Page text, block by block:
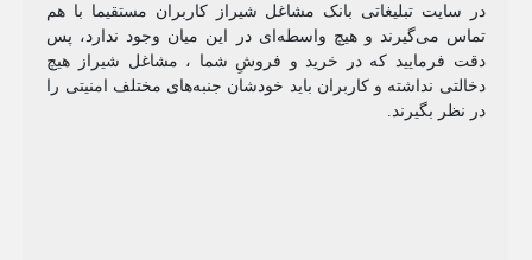
در سایت تبلیغاتی بانک مشاغل شیراز کاربران مستقیما با هم
تماس می‌گیرند و هیچ واسطه‌ای در این میان وجود ندارد، پس
دقت فرمایید که در خرید و فروشِ شما ، مشاغل شیراز هیچ
دخالتی نداشته و کاربران باید خودشان جنبه‌های مختلف امنیتی را
در نظر بگیرند.